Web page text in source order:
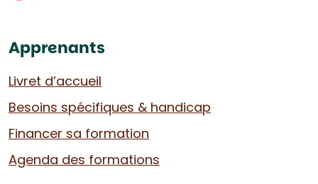
Apprenants
Livret d’accueil
Besoins spécifiques & handicap
Financer sa formation
Agenda des formations